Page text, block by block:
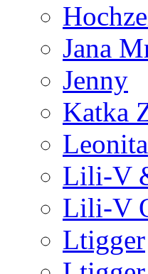
Jana
Jenny
Katka
Leonita
Lili-V
Lili-V
Ltigger